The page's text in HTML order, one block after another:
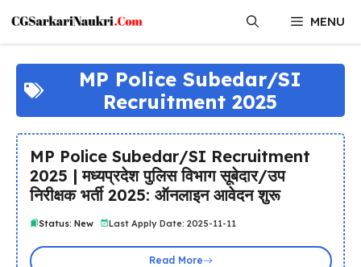
content
MENU
MP Police Subedar/SI
Recruitment 2025
MP Police Subedar/SI Recruitment
2025 | मध्यप्रदेश पुलिस विभाग सूबेदार/उप
निरीक्षक भर्ती 2025: ऑनलाइन आवेदन शुरू
Status: New Last Apply Date: 2025-11-11
Read More